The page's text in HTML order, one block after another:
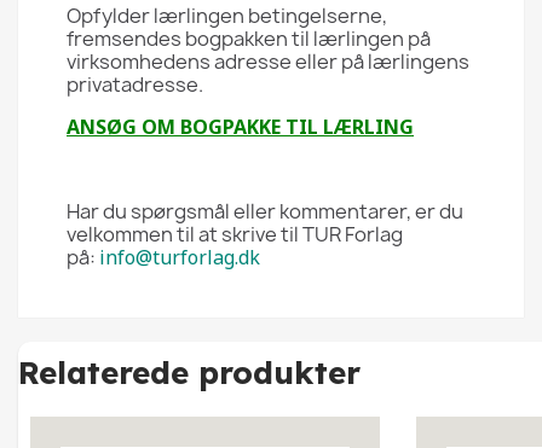
Opfylder lærlingen betingelserne,
fremsendes bogpakken til lærlingen på
virksomhedens adresse eller på lærlingens
privatadresse.
ANSØG OM BOGPAKKE TIL LÆRLING
Har du spørgsmål eller kommentarer, er du
velkommen til at skrive til TUR Forlag
på: info@turforlag.dk
Relaterede produkter